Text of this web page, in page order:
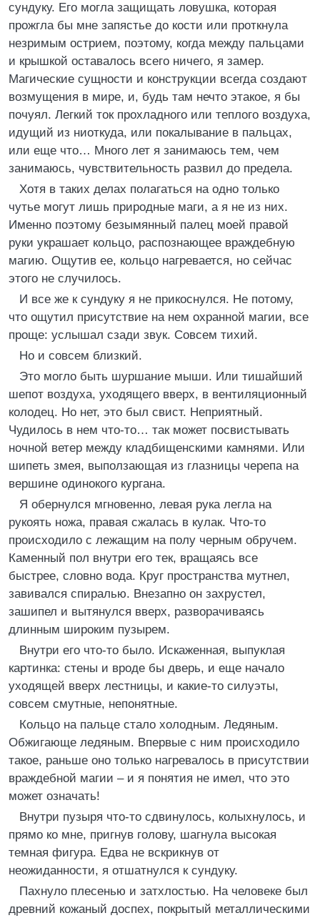
сундуку. Его могла защищать ловушка, которая
прожгла бы мне запястье до кости или проткнула
незримым острием, поэтому, когда между пальцами
и крышкой оставалось всего ничего, я замер.
Магические сущности и конструкции всегда создают
возмущения в мире, и, будь там нечто этакое, я бы
почуял. Легкий ток прохладного или теплого воздуха,
идущий из ниоткуда, или покалывание в пальцах,
или еще что… Много лет я занимаюсь тем, чем
занимаюсь, чувствительность развил до предела.
Хотя в таких делах полагаться на одно только
чутье могут лишь природные маги, а я не из них.
Именно поэтому безымянный палец моей правой
руки украшает кольцо, распознающее враждебную
магию. Ощутив ее, кольцо нагревается, но сейчас
этого не случилось.
И все же к сундуку я не прикоснулся. Не потому,
что ощутил присутствие на нем охранной магии, все
проще: услышал сзади звук. Совсем тихий.
Но и совсем близкий.
Это могло быть шуршание мыши. Или тишайший
шепот воздуха, уходящего вверх, в вентиляционный
колодец. Но нет, это был свист. Неприятный.
Чудилось в нем что-то… так может посвистывать
ночной ветер между кладбищенскими камнями. Или
шипеть змея, выползающая из глазницы черепа на
вершине одинокого кургана.
Я обернулся мгновенно, левая рука легла на
рукоять ножа, правая сжалась в кулак. Что-то
происходило с лежащим на полу черным обручем.
Каменный пол внутри его тек, вращаясь все
быстрее, словно вода. Круг пространства мутнел,
завивался спиралью. Внезапно он захрустел,
зашипел и вытянулся вверх, разворачиваясь
длинным широким пузырем.
Внутри его что-то было. Искаженная, выпуклая
картинка: стены и вроде бы дверь, и еще начало
уходящей вверх лестницы, и какие-то силуэты,
совсем смутные, непонятные.
Кольцо на пальце стало холодным. Ледяным.
Обжигающе ледяным. Впервые с ним происходило
такое, раньше оно только нагревалось в присутствии
враждебной магии – и я понятия не имел, что это
может означать!
Внутри пузыря что-то сдвинулось, колыхнулось, и
прямо ко мне, пригнув голову, шагнула высокая
темная фигура. Едва не вскрикнув от
неожиданности, я отшатнулся к сундуку.
Пахнуло плесенью и затхлостью. На человеке был
древний кожаный доспех, покрытый металлическими